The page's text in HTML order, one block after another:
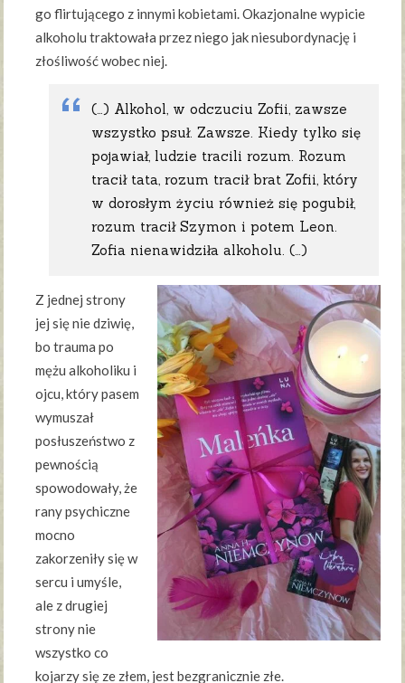
go flirtującego z innymi kobietami. Okazjonalne wypicie
alkoholu traktowała przez niego jak niesubordynację i
złośliwość wobec niej.
(…) Alkohol, w odczuciu Zofii, zawsze
wszystko psuł. Zawsze. Kiedy tylko się
pojawiał, ludzie tracili rozum. Rozum
tracił tata, rozum tracił brat Zofii, który
w dorosłym życiu również się pogubił,
rozum tracił Szymon i potem Leon.
Zofia nienawidziła alkoholu. (…)
Z jednej strony
jej się nie dziwię,
bo trauma po
mężu alkoholiku i
ojcu, który pasem
wymuszał
posłuszeństwo z
pewnością
spowodowały, że
rany psychiczne
mocno
zakorzeniły się w
sercu i umyśle,
ale z drugiej
strony nie
wszystko co
kojarzy się ze złem, jest bezgranicznie złe.